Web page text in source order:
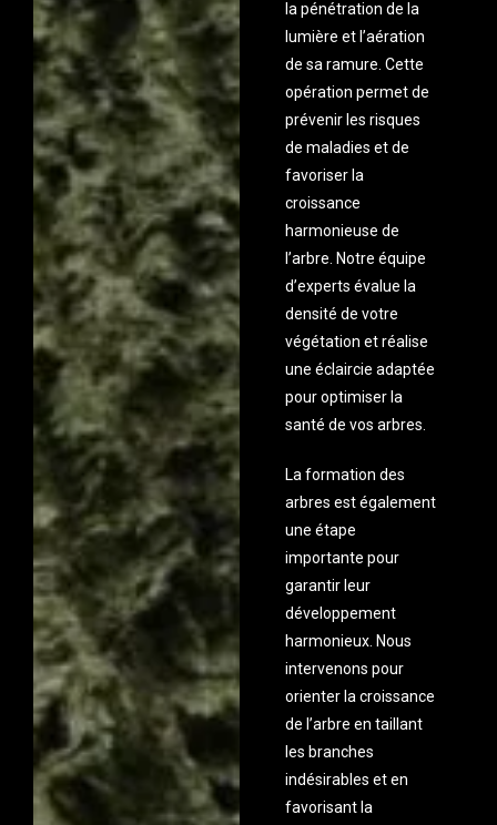
la pénétration de la
lumière et l’aération
de sa ramure. Cette
opération permet de
prévenir les risques
de maladies et de
favoriser la
croissance
harmonieuse de
l’arbre. Notre équipe
d’experts évalue la
densité de votre
végétation et réalise
une éclaircie adaptée
pour optimiser la
santé de vos arbres.
La formation des
arbres est également
une étape
importante pour
garantir leur
développement
harmonieux. Nous
intervenons pour
orienter la croissance
de l’arbre en taillant
les branches
indésirables et en
favorisant la